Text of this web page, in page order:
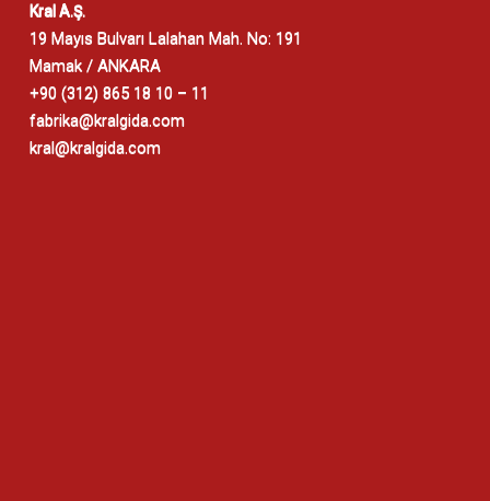
Kral A.Ş.
19 Mayıs Bulvarı Lalahan Mah. No: 191
Mamak / ANKARA
+90 (312) 865 18 10 – 11
fabrika@kralgida.com
kral@kralgida.com